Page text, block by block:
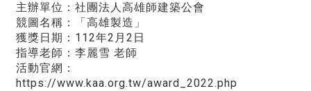
主辦單位：社團法人高雄師建築公會
競圖名稱：「高雄製造」
獲獎日期：112年2月2日
指導老師：李麗雪 老師
活動官網：
https://www.kaa.org.tw/award_2022.php